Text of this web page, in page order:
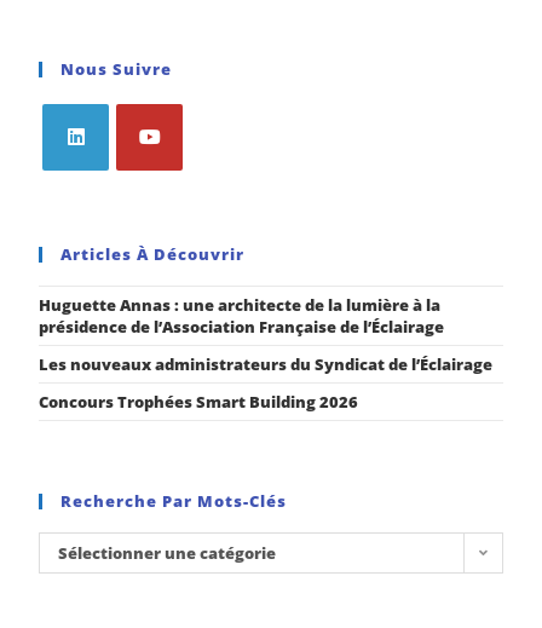
Nous Suivre
Articles À Découvrir
Huguette Annas : une architecte de la lumière à la
présidence de l’Association Française de l’Éclairage
Les nouveaux administrateurs du Syndicat de l’Éclairage
Concours Trophées Smart Building 2026
Recherche Par Mots-Clés
Sélectionner une catégorie